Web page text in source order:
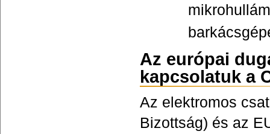
Az európai
kapcsolatuk a
Az elektromos
Bizottság) és az